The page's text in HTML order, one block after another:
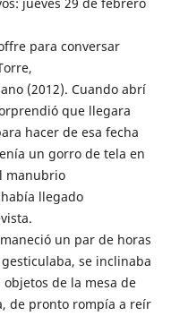
para conversar
(2012). Cuando abrí
que llegara
hacer de esa fecha
un gorro de tela en
manubrio
llegado
un par de horas
se inclinaba
de la mesa de
de pronto rompía a reír